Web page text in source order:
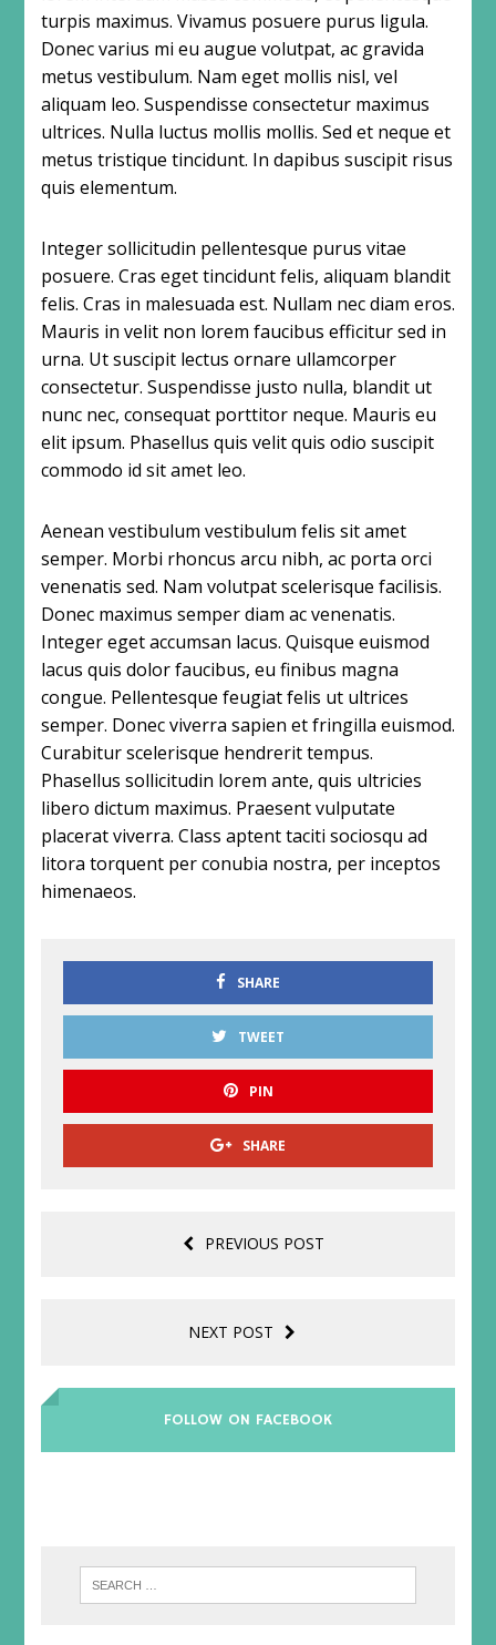
turpis maximus. Vivamus posuere purus ligula.
Donec varius mi eu augue volutpat, ac gravida
metus vestibulum. Nam eget mollis nisl, vel
aliquam leo. Suspendisse consectetur maximus
ultrices. Nulla luctus mollis mollis. Sed et neque et
metus tristique tincidunt. In dapibus suscipit risus
quis elementum.
Integer sollicitudin pellentesque purus vitae
posuere. Cras eget tincidunt felis, aliquam blandit
felis. Cras in malesuada est. Nullam nec diam eros.
Mauris in velit non lorem faucibus efficitur sed in
urna. Ut suscipit lectus ornare ullamcorper
consectetur. Suspendisse justo nulla, blandit ut
nunc nec, consequat porttitor neque. Mauris eu
elit ipsum. Phasellus quis velit quis odio suscipit
commodo id sit amet leo.
Aenean vestibulum vestibulum felis sit amet
semper. Morbi rhoncus arcu nibh, ac porta orci
venenatis sed. Nam volutpat scelerisque facilisis.
Donec maximus semper diam ac venenatis.
Integer eget accumsan lacus. Quisque euismod
lacus quis dolor faucibus, eu finibus magna
congue. Pellentesque feugiat felis ut ultrices
semper. Donec viverra sapien et fringilla euismod.
Curabitur scelerisque hendrerit tempus.
Phasellus sollicitudin lorem ante, quis ultricies
libero dictum maximus. Praesent vulputate
placerat viverra. Class aptent taciti sociosqu ad
litora torquent per conubia nostra, per inceptos
himenaeos.
SHARE
TWEET
PIN
SHARE
PREVIOUS POST
NEXT POST
FOLLOW ON FACEBOOK